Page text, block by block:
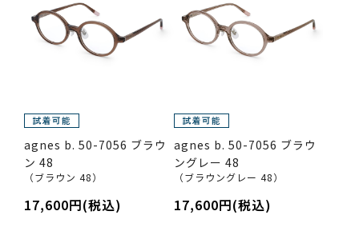
agnes b. 50-7056 ブラウ
ン 48
（ブラウン 48）
17,600円(税込)
agnes b. 50-7056 ブラウ
ングレー 48
（ブラウングレー 48）
17,600円(税込)